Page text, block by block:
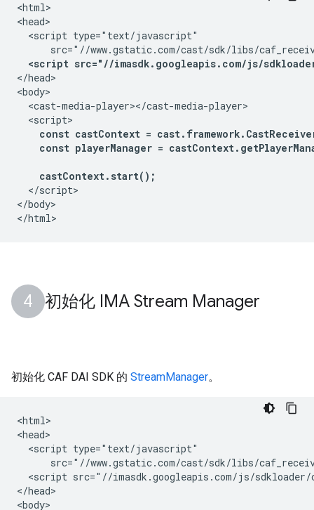
<html>
<head>
  <script type="text/javascript"
src="//www.gstatic.com/cast/sdk/libs/
<script src="//imasdk.googleapis.com/js/
</head>
<body>
  <cast-media-player></cast-media-player>
  <script>
const castContext =
const playerManager =
    castContext.start();
  </script>
</body>
初始化 IMA Stream Manager
初始化 CAF DAI SDK 的 StreamManager。
<html>
<head>
  <script type="text/javascript"
src="//www.gstatic.com/cast/sdk/libs/
<script src="//imasdk.googleapis.com/js/
</head>
<body>